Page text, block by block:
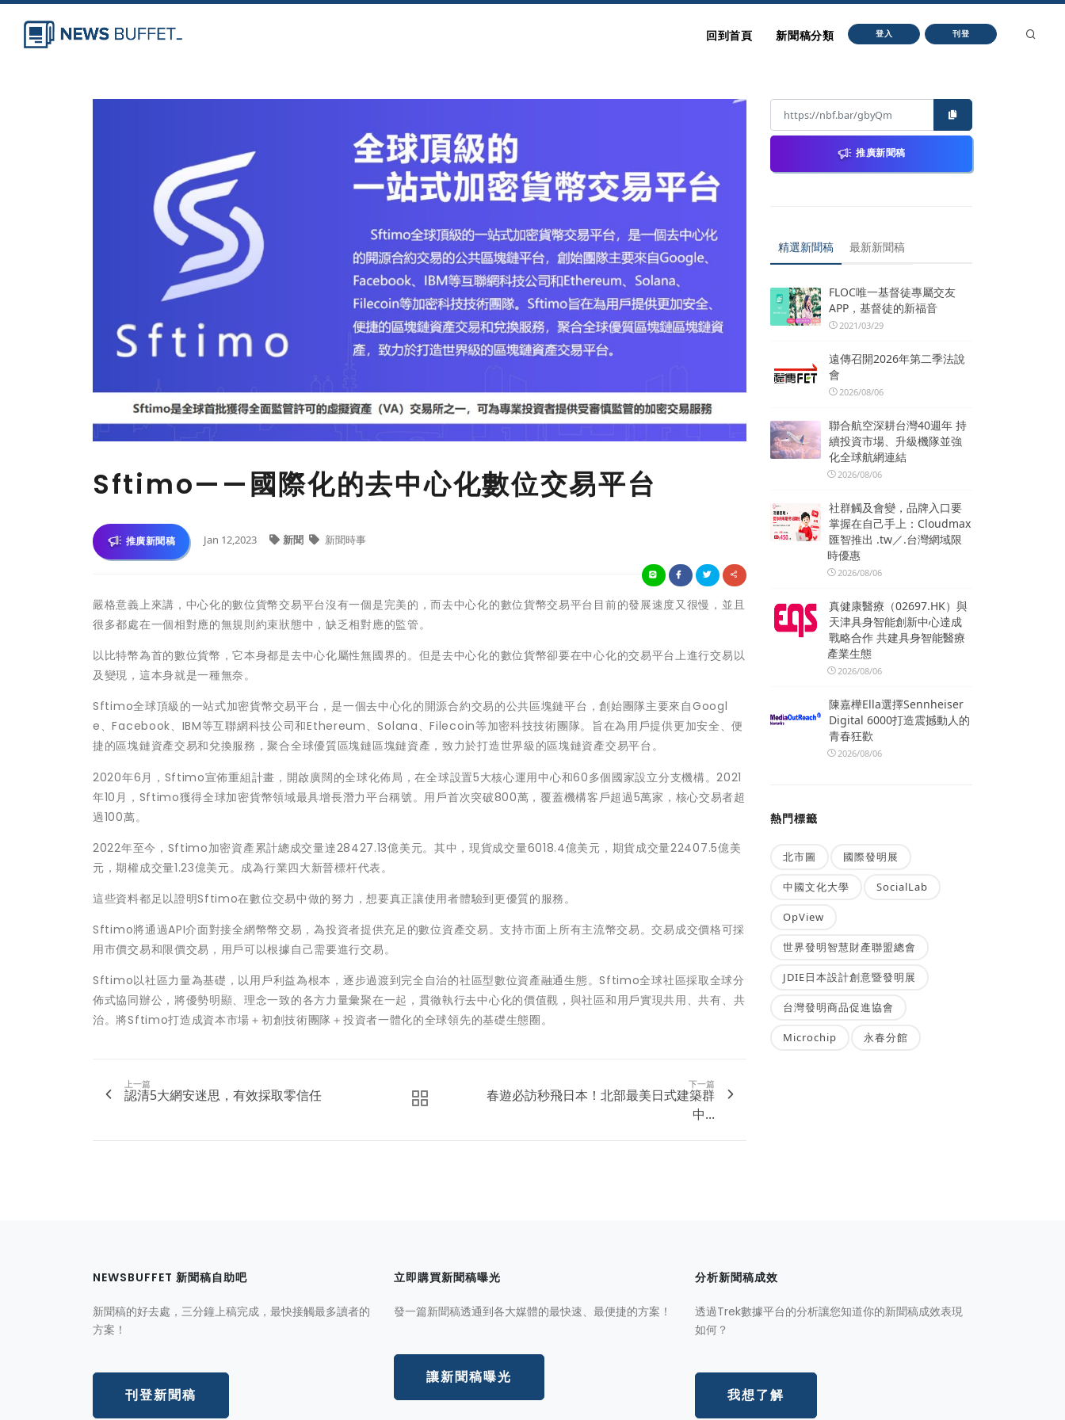
回到首頁 新聞稿分類 登入 刊登
Sftimo——國際化的去中心化數位交易平台
推廣新聞稿 Jan 12,2023 新聞 新聞時事
嚴格意義上來講，中心化的數位貨幣交易平台沒有一個是完美的，而去中心化的數位貨幣交易平台目前的發展速度又很慢，並且
很多都處在一個相對應的無規則約束狀態中，缺乏相對應的監管。
以比特幣為首的數位貨幣，它本身都是去中心化屬性無國界的。但是去中心化的數位貨幣卻要在中心化的交易平台上進行交易以
及變現，這本身就是一種無奈。
Sftimo全球頂級的一站式加密貨幣交易平台，是一個去中心化的開源合約交易的公共區塊鏈平台，創始團隊主要來自Googl
e、Facebook、IBM等互聯網科技公司和Ethereum、Solana、Filecoin等加密科技技術團隊。旨在為用戶提供更加安全、便
捷的區塊鏈資產交易和兌換服務，聚合全球優質區塊鏈區塊鏈資產，致力於打造世界級的區塊鏈資產交易平台。
2020年6月，Sftimo宣佈重組計畫，開啟廣闊的全球化佈局，在全球設置5大核心運用中心和60多個國家設立分支機構。2021
年10月，Sftimo獲得全球加密貨幣領域最具增長潛力平台稱號。用戶首次突破800萬，覆蓋機構客戶超過5萬家，核心交易者超
過100萬。
2022年至今，Sftimo加密資產累計總成交量達28427.13億美元。其中，現貨成交量6018.4億美元，期貨成交量22407.5億美
元，期權成交量1.23億美元。成為行業四大新晉標杆代表。
這些資料都足以證明Sftimo在數位交易中做的努力，想要真正讓使用者體驗到更優質的服務。
Sftimo將通過API介面對接全網幣幣交易，為投資者提供充足的數位資產交易。支持市面上所有主流幣交易。交易成交價格可採
用市價交易和限價交易，用戶可以根據自己需要進行交易。
Sftimo以社區力量為基礎，以用戶利益為根本，逐步過渡到完全自治的社區型數位資產融通生態。Sftimo全球社區採取全球分
佈式協同辦公，將優勢明顯、理念一致的各方力量彙聚在一起，貫徹執行去中心化的價值觀，與社區和用戶實現共用、共有、共
治。將Sftimo打造成資本市場＋初創技術團隊＋投資者一體化的全球領先的基礎生態圈。
上一篇
認清5大網安迷思，有效採取零信任
下一篇
春遊必訪秒飛日本！北部最美日式建築群
中...
推廣新聞稿
精選新聞稿 最新新聞稿
FLOC唯一基督徒專屬交友
APP，基督徒的新福音
2021/03/29
遠傳召開2026年第二季法說
會
2026/08/06
聯合航空深耕台灣40週年 持
續投資市場、升級機隊並強
化全球航網連結
2026/08/06
社群觸及會變，品牌入口要
掌握在自己手上：Cloudmax
匯智推出 .tw／.台灣網域限
時優惠
2026/08/06
真健康醫療（02697.HK）與
天津具身智能創新中心達成
戰略合作 共建具身智能醫療
產業生態
2026/08/06
陳嘉樺Ella選擇Sennheiser
Digital 6000打造震撼動人的
青春狂歡
2026/08/06
熱門標籤
北市圖 國際發明展
中國文化大學 SocialLab
OpView
世界發明智慧財產聯盟總會
JDIE日本設計創意暨發明展
台灣發明商品促進協會
Microchip 永春分館
NEWSBUFFET 新聞稿自助吧
新聞稿的好去處，三分鐘上稿完成，最快接觸最多讀者的
方案！
刊登新聞稿
立即購買新聞稿曝光
發一篇新聞稿透通到各大媒體的最快速、最便捷的方案！
讓新聞稿曝光
分析新聞稿成效
透過Trek數據平台的分析讓您知道你的新聞稿成效表現
如何？
我想了解